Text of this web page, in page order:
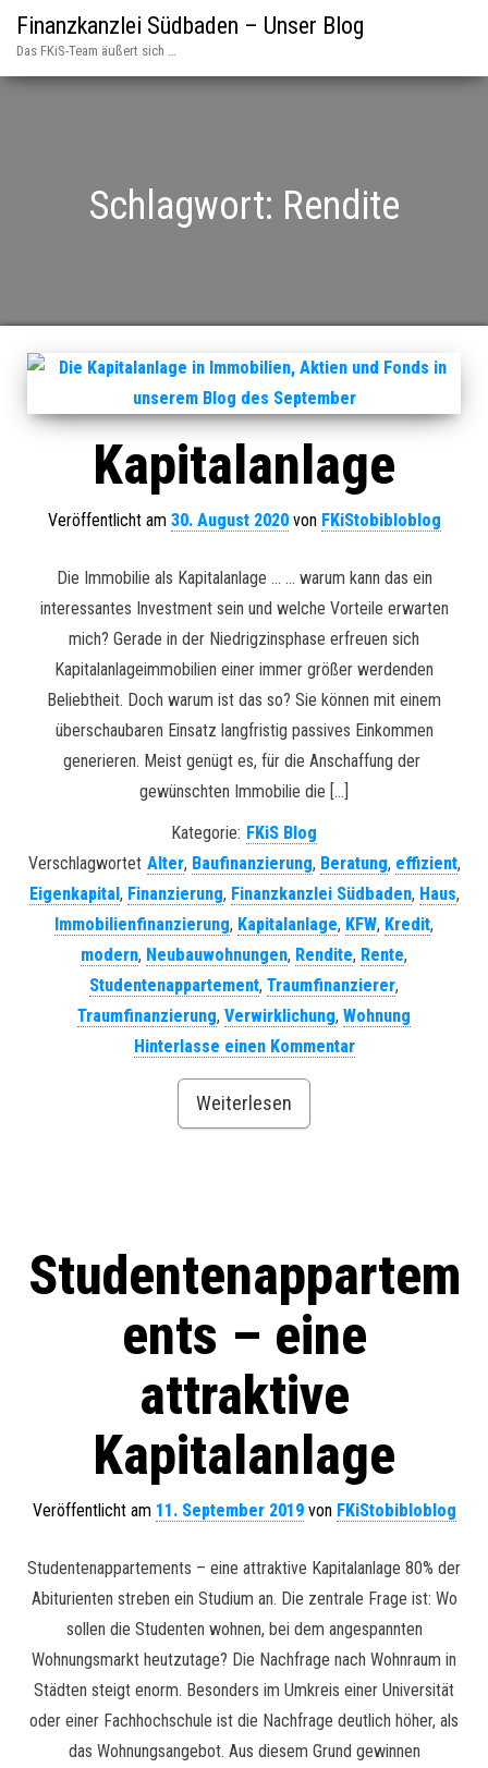
Finanzkanzlei Südbaden – Unser Blog
Das FKiS-Team äußert sich …
Schlagwort: Rendite
Kapitalanlage
Veröffentlicht am 30. August 2020von FKiStobibloblog
Die Immobilie als Kapitalanlage … … warum kann das ein
interessantes Investment sein und welche Vorteile erwarten
mich? Gerade in der Niedrigzinsphase erfreuen sich
Kapitalanlageimmobilien einer immer größer werdenden
Beliebtheit. Doch warum ist das so? Sie können mit einem
überschaubaren Einsatz langfristig passives Einkommen
generieren. Meist genügt es, für die Anschaffung der
gewünschten Immobilie die […]
Kategorie: FKiS Blog
Verschlagwortet Alter, Baufinanzierung, Beratung, effizient,
Eigenkapital, Finanzierung, Finanzkanzlei Südbaden, Haus,
Immobilienfinanzierung, Kapitalanlage, KFW, Kredit,
modern, Neubauwohnungen, Rendite, Rente,
Studentenappartement, Traumfinanzierer,
Traumfinanzierung, Verwirklichung, Wohnung
Hinterlasse einen Kommentar
Weiterlesen
Studentenappartem
ents – eine
attraktive
Kapitalanlage
Veröffentlicht am 11. September 2019von FKiStobibloblog
Studentenappartements – eine attraktive Kapitalanlage 80% der
Abiturienten streben ein Studium an. Die zentrale Frage ist: Wo
sollen die Studenten wohnen, bei dem angespannten
Wohnungsmarkt heutzutage? Die Nachfrage nach Wohnraum in
Städten steigt enorm. Besonders im Umkreis einer Universität
oder einer Fachhochschule ist die Nachfrage deutlich höher, als
das Wohnungsangebot. Aus diesem Grund gewinnen